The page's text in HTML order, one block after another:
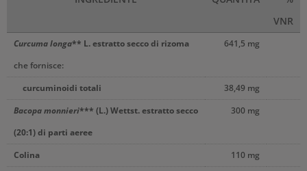
VNR
Curcuma longa** L. estratto secco di rizoma
che fornisce:
641,5 mg
curcuminoidi totali
38,49 mg
Bacopa monnieri*** (L.) Wettst. estratto secco
(20:1) di parti aeree
300 mg
Colina
110 mg